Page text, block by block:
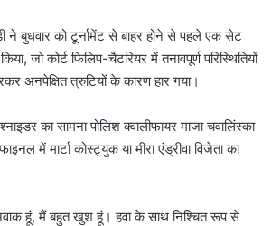
ने बुधवार को टूर्नामेंट से बाहर होने से पहले एक सेट
जो कोर्ट फिलिप-चैटरियर में तनावपूर्ण परिस्थितियों
अनपेक्षित त्रुटियों के कारण हार गया।
का सामना पोलिश क्वालीफायर माजा चवालिंस्का
में मार्टा कोस्ट्युक या मीरा एंड्रीवा विजेता का
हूं, मैं बहुत खुश हूं। हवा के साथ निश्चित रूप से